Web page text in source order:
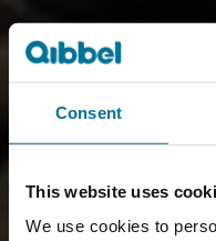
Consent
This website uses
We use cookies to